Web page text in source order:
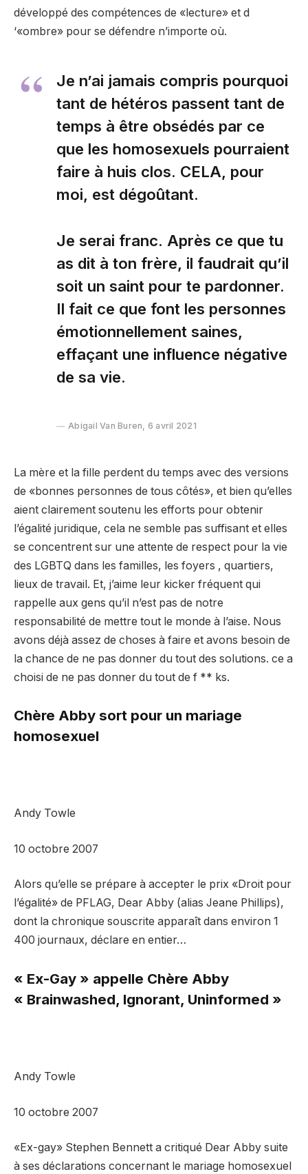
développé des compétences de «lecture» et d
‘«ombre» pour se défendre n’importe où.
Je n’ai jamais compris pourquoi
tant de hétéros passent tant de
temps à être obsédés par ce
que les homosexuels pourraient
faire à huis clos. CELA, pour
moi, est dégoûtant.
Je serai franc. Après ce que tu
as dit à ton frère, il faudrait qu’il
soit un saint pour te pardonner.
Il fait ce que font les personnes
émotionnellement saines,
effaçant une influence négative
de sa vie.
Abigail Van Buren, 6 avril 2021
La mère et la fille perdent du temps avec des versions
de «bonnes personnes de tous côtés», et bien qu’elles
aient clairement soutenu les efforts pour obtenir
l’égalité juridique, cela ne semble pas suffisant et elles
se concentrent sur une attente de respect pour la vie
des LGBTQ dans les familles, les foyers , quartiers,
lieux de travail. Et, j’aime leur kicker fréquent qui
rappelle aux gens qu’il n’est pas de notre
responsabilité de mettre tout le monde à l’aise. Nous
avons déjà assez de choses à faire et avons besoin de
la chance de ne pas donner du tout des solutions. ce a
choisi de ne pas donner du tout de f ** ks.
Chère Abby sort pour un mariage
homosexuel
Andy Towle
10 octobre 2007
Alors qu’elle se prépare à accepter le prix «Droit pour
l’égalité» de PFLAG, Dear Abby (alias Jeane Phillips),
dont la chronique souscrite apparaît dans environ 1
400 journaux, déclare en entier…
« Ex-Gay » appelle Chère Abby
« Brainwashed, Ignorant, Uninformed »
Andy Towle
10 octobre 2007
«Ex-gay» Stephen Bennett a critiqué Dear Abby suite
à ses déclarations concernant le mariage homosexuel